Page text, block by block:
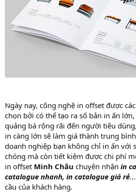
Ngày nay, công nghệ in offset được
chọn bởi có thể tạo ra số bản in ấn
quảng bá rộng rãi đến người tiêu
in càng lớn sẽ làm giá thành trung
doanh nghiệp bạn không chỉ in ấn với
chóng mà còn tiết kiệm được chi phí
in offset Minh Châu chuyên nhận in
catalogue nhanh, in catalogue giá rẻ
cầu của khách hàng.